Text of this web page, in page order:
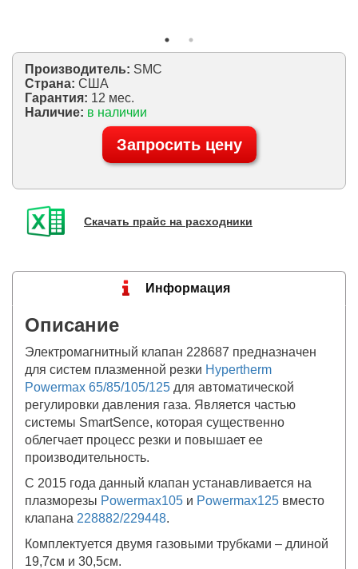
Производитель: SMC
Страна: США
Гарантия: 12 мес.
Наличие: в наличии
Запросить цену
Скачать прайс на расходники
Информация
Описание
Электромагнитный клапан 228687 предназначен
для систем плазменной резки Hypertherm
Powermax 65/85/105/125 для автоматической
регулировки давления газа. Является частью
системы SmartSence, которая существенно
облегчает процесс резки и повышает ее
производительность.
С 2015 года данный клапан устанавливается на
плазморезы Powermax105 и Powermax125 вместо
клапана 228882/229448.
Комплектуется двумя газовыми трубками – длиной
19,7см и 30,5см.